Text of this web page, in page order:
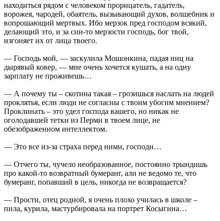
находиться рядом с человеком прорицатель, гадатель,
ворожея, чародей, обаятель, вызывающий духов, волшебник и
вопрошающий мертвых. Ибо мерзок пред господом всякий,
делающий это, и за сии-то мерзости господь, бог твой,
изгоняет их от лица твоего.
— Господь мой, — заскулила Мошонкина, падая ниц на
дырявый ковер, — мне очень хочется кушать, а на одну
зарплату не проживешь…
— А почему ты – скотина такая – грозишься наслать на людей
проклятья, если люди не согласны с твоим убогим мнением?
Проклинать – это удел господа вашего, но никак не
оголодавшей тетки из Перми в твоем лице, не
обезображенном интеллектом.
— Это все из-за страха перед ними, господи…
— Отчего ты, чучело необразованное, постоянно трындишь
про какой-то возвратный бумеранг, али не ведомо те, что
бумеранг, попавший в цель, никогда не возвращается?
— Прости, отец родной, я очень плохо училась в школе –
пила, курила, мастурбировала на портрет Косыгина…